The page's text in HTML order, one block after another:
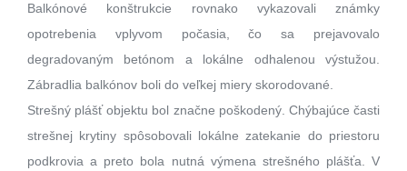
Balkónové konštrukcie rovnako vykazovali známky
opotrebenia vplyvom počasia, čo sa prejavovalo
degradovaným betónom a lokálne odhalenou výstužou.
Zábradlia balkónov boli do veľkej miery skorodované.
Strešný plášť objektu bol značne poškodený. Chýbajúce časti
strešnej krytiny spôsobovali lokálne zatekanie do priestoru
podkrovia a preto bola nutná výmena strešného plášťa. V